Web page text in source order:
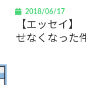
2018/06/17
【エッセイ】
せなくなった